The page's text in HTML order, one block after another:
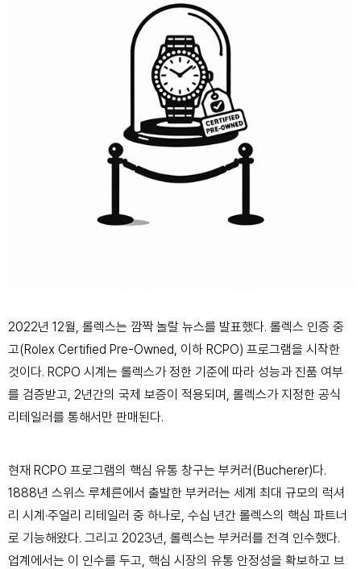
2022년 12월, 롤렉스는 깜짝 놀랄 뉴스를 발표했다. 롤렉스 인증 중
고(Rolex Certified Pre-Owned, 이하 RCPO) 프로그램을 시작한
것이다. RCPO 시계는 롤렉스가 정한 기준에 따라 성능과 진품 여부
를 검증받고, 2년간의 국제 보증이 적용되며, 롤렉스가 지정한 공식
리테일러를 통해서만 판매된다.
현재 RCPO 프로그램의 핵심 유통 창구는 부커러(Bucherer)다.
1888년 스위스 루체른에서 출발한 부커러는 세계 최대 규모의 럭셔
리 시계·주얼리 리테일러 중 하나로, 수십 년간 롤렉스의 핵심 파트너
로 기능해왔다. 그리고 2023년, 롤렉스는 부커러를 전격 인수했다.
업계에서는 이 인수를 두고, 핵심 시장의 유통 안정성을 확보하고 브